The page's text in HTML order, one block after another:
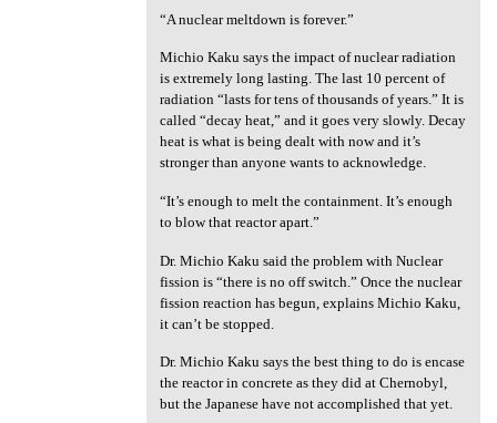
“A nuclear meltdown is forever.”
Michio Kaku says the impact of nuclear radiation
is extremely long lasting. The last 10 percent of
radiation “lasts for tens of thousands of years.” It is
called “decay heat,” and it goes very slowly. Decay
heat is what is being dealt with now and it’s
stronger than anyone wants to acknowledge.
“It’s enough to melt the containment. It’s enough
to blow that reactor apart.”
Dr. Michio Kaku said the problem with Nuclear
fission is “there is no off switch.” Once the nuclear
fission reaction has begun, explains Michio Kaku,
it can’t be stopped.
Dr. Michio Kaku says the best thing to do is encase
the reactor in concrete as they did at Chernobyl,
but the Japanese have not accomplished that yet.